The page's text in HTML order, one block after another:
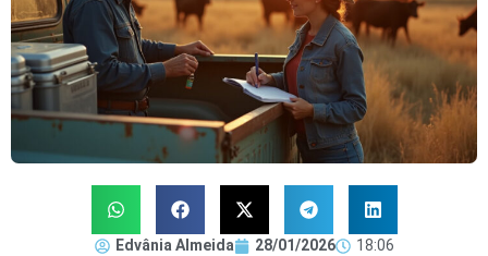
Edvânia Almeida 28/01/2026 18:06